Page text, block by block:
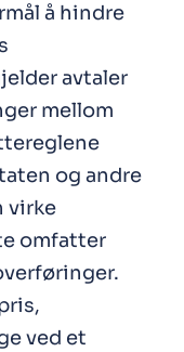
å hindre
avtaler
mellom
og andre
virke
omfatter
ved et